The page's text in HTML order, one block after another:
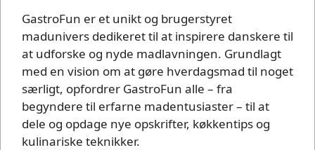
GastroFun er et unikt og brugerstyret
madunivers dedikeret til at inspirere danskere til
at udforske og nyde madlavningen. Grundlagt
med en vision om at gøre hverdagsmad til noget
særligt, opfordrer GastroFun alle – fra
begyndere til erfarne madentusiaster – til at
dele og opdage nye opskrifter, køkkentips og
kulinariske teknikker.